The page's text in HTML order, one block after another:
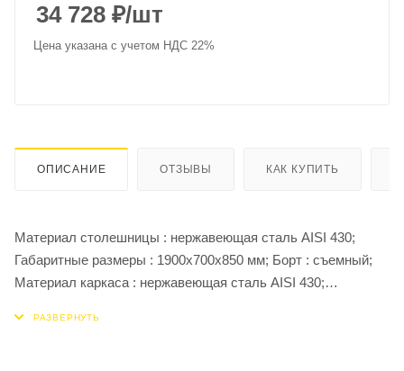
34 728 ₽/шт
Цена указана с учетом НДС 22%
ОПИСАНИЕ ОТЗЫВЫ КАК КУПИТЬ
Материал столешницы : нержавеющая сталь AISI 430;
Габаритные размеры : 1900х700х850 мм; Борт : съемный;
Материал каркаса : нержавеющая сталь AISI 430;